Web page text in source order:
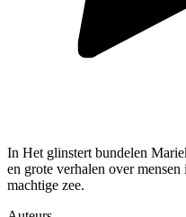
In Het glinstert bundelen
en grote verhalen over mensen
machtige zee.